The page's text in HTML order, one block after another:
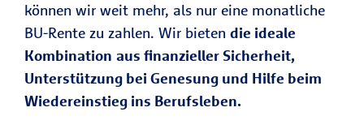
ausgezahlt.
Im Todesfall
zahlen wir
das
angesammel
Hinweis:
Die
AU-Rente
ist
keine eigene
eine Leistung
innerhalb Ihrer
können wir weit mehr, als nur eine monatliche
BU-Rente zu zahlen. Wir bieten die ideale
Kombination aus finanzieller Sicherheit,
Unterstützung bei Genesung und Hilfe beim
Wiedereinstieg ins Berufsleben.